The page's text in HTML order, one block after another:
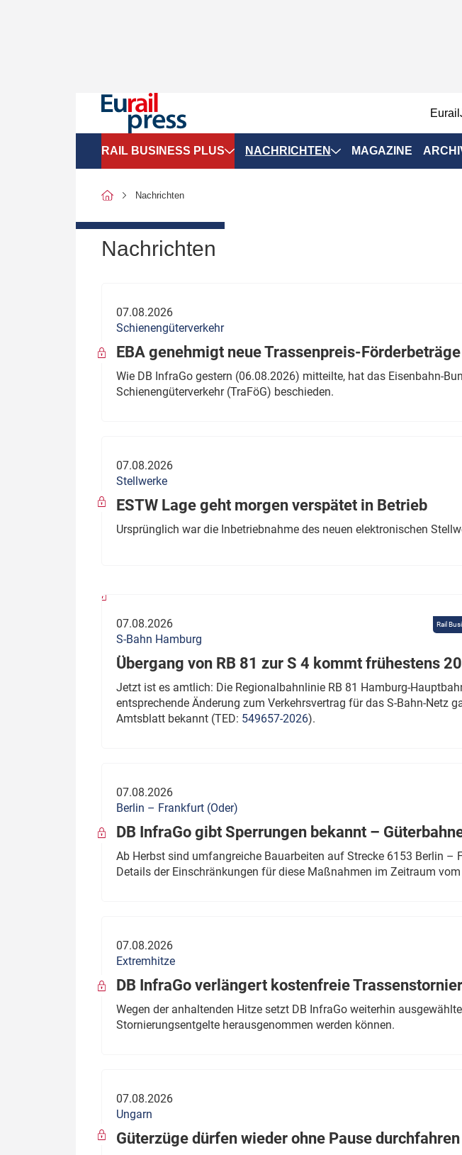
RAIL BUSINESS PLUS
SPNV-Marktdaten
Politik
Verbände: Wer spricht für
wen?
Thema des Monats
Dossier: Generalsanierung
Dossier: ETCS
NACHRICHTEN
Infrastruktur & Ausrüstung
ÖPNV
MAGAZINE
Nachrichten
Nachrichten
07.08.2026
Schienengüterverkehr
EBA genehmigt neue Trassenpreis-Förderbeträge
Wie DB InfraGo gestern (06.08.2026) mitteilte, hat das Eisenbahn-
Schienengüterverkehr (TraFöG) beschieden.
07.08.2026
Stellwerke
ESTW Lage geht morgen verspätet in Betrieb
Ursprünglich war die Inbetriebnahme des neuen elektronischen
Rail
07.08.2026
S-Bahn Hamburg
Übergang von RB 81 zur S 4 kommt frühestens
Jetzt ist es amtlich: Die Regionalbahnlinie RB 81 Hamburg-
entsprechende Änderung zum Verkehrsvertrag für das S-Bahn-Netz
Amtsblatt bekannt (TED: 549657-2026).
07.08.2026
Berlin – Frankfurt (Oder)
DB InfraGo gibt Sperrungen bekannt –
Ab Herbst sind umfangreiche Bauarbeiten auf Strecke 6153 Berlin
Details der Einschränkungen für diese Maßnahmen im Zeitraum
07.08.2026
Extremhitze
DB InfraGo verlängert kostenfreie
Wegen der anhaltenden Hitze setzt DB InfraGo weiterhin
Stornierungsentgelte herausgenommen werden können.
07.08.2026
Ungarn
Güterzüge dürfen wieder ohne Pause durchfahren